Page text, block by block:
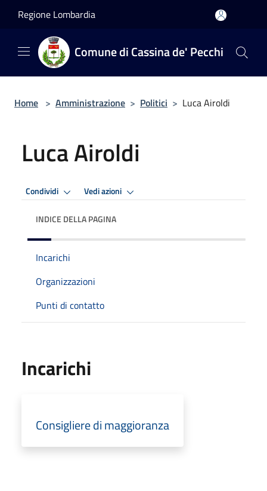
Regione Lombardia
Comune di Cassina de' Pecchi
Home > Amministrazione > Politici > Luca Airoldi
Luca Airoldi
Condividi Vedi azioni
INDICE DELLA PAGINA
Incarichi
Organizzazioni
Punti di contatto
Incarichi
Consigliere di maggioranza